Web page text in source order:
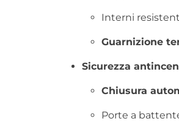
Interni
Guarnizione
Sicurezza
Chiusura
Porte a